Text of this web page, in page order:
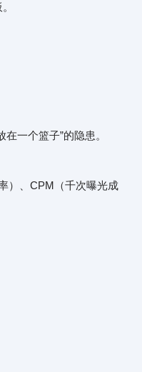
一个篮子”的隐患。
）、CPM（千次曝光成